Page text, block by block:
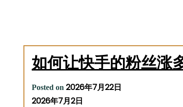
如何让快手的粉丝涨
Posted on 2026年7月22日
2026年7月2日